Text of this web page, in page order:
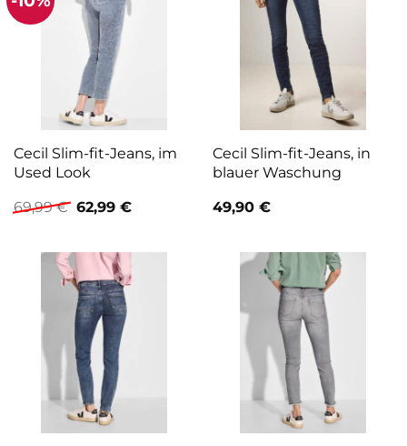
Cecil Slim-fit-Jeans, im
Used Look
69,99€ Ursprünglicher
Preis
69,99 €
62,99 €Aktueller
62,99 €.
Cecil Slim-fit-Jeans, in
blauer Waschung
49,90 €